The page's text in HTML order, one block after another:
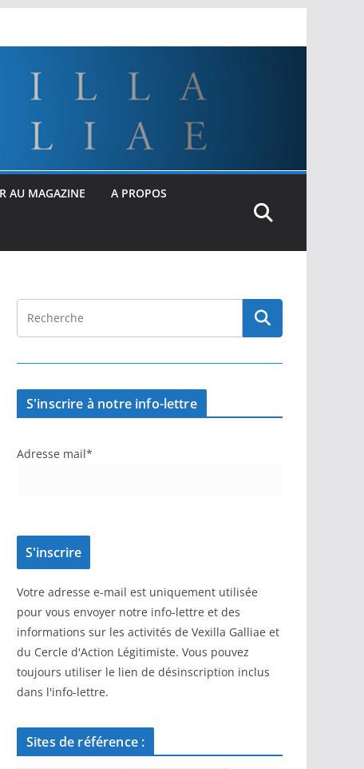
AU MAGAZINE A PROPOS
S'inscrire à notre info-lettre
Adresse mail*
Votre adresse e-mail est uniquement utilisée
pour vous envoyer notre info-lettre et des
informations sur les activités de Vexilla Galliae et
du Cercle d'Action Légitimiste. Vous pouvez
toujours utiliser le lien de désinscription inclus
dans l'info-lettre.
Sites de référence :